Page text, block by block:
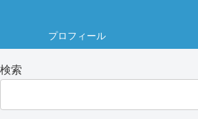
プロフィール
検索